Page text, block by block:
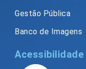
Gestão Pública
Banco de Imagens
Acessibilidade